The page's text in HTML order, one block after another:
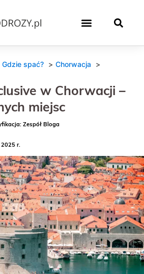
Gdzie spać? Chorwacja
w Chorwacji –
miejsc
Zespół Bloga
r.